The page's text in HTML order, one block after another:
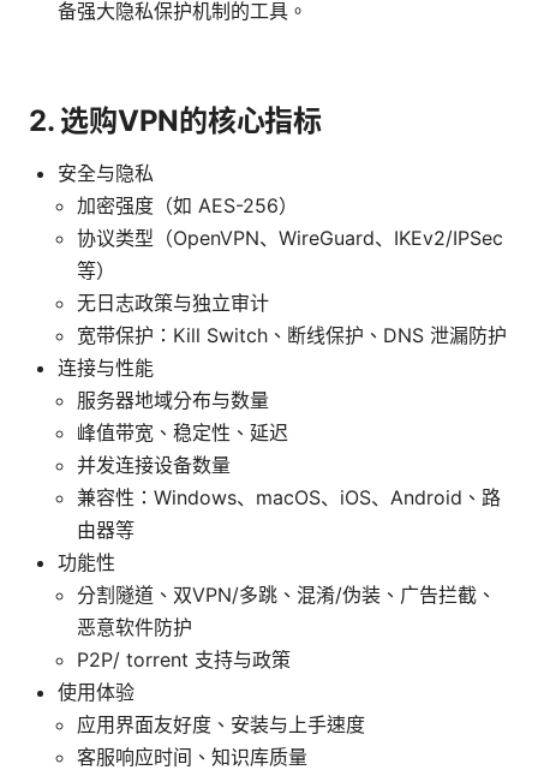
备强大隐私保护机制的工具。
2. 选购VPN的核心指标
安全与隐私
加密强度（如 AES-256）
协议类型（OpenVPN、WireGuard、IKEv2/IPSec
等）
无日志政策与独立审计
宽带保护：Kill Switch、断线保护、DNS 泄漏防护
连接与性能
服务器地域分布与数量
峰值带宽、稳定性、延迟
并发连接设备数量
兼容性：Windows、macOS、iOS、Android、路
由器等
功能性
分割隧道、双VPN/多跳、混淆/伪装、广告拦截、
恶意软件防护
P2P/ torrent 支持与政策
使用体验
应用界面友好度、安装与上手速度
客服响应时间、知识库质量